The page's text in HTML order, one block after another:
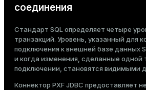
соединения
Стандарт SQL определяет четыре
транзакций. Уровень, указанный для
подключения к внешней базе данных
и когда изменения, сделанные одной
подключении, становятся видимыми
Коннектор PXF JDBC предоставляет